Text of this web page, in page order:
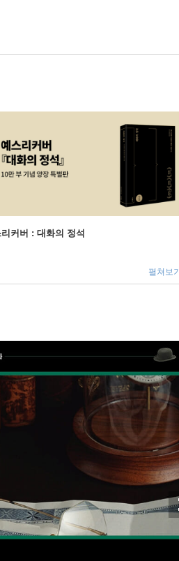
커버 : 대화의 정석
펼쳐보기